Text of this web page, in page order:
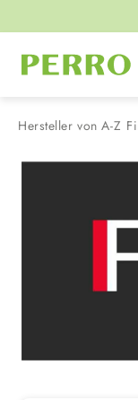
Zur
Hersteller von A-Z